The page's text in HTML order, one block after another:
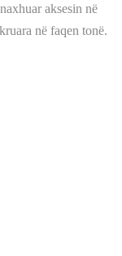
aksesin në
në faqen tonë.